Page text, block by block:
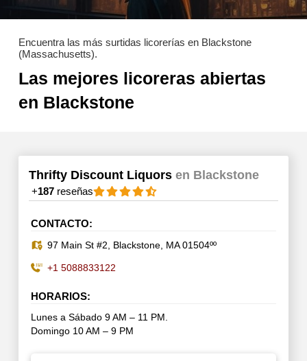
Encuentra las más surtidas licorerías en Blackstone
(Massachusetts).
Las mejores licoreras abiertas
en Blackstone
Thrifty Discount Liquors en Blackstone
+187reseñas
CONTACTO:
97 Main St #2, Blackstone, MA 01504ºº
+1 5088833122
HORARIOS:
Lunes a Sábado 9 AM – 11 PM.
Domingo 10 AM – 9 PM